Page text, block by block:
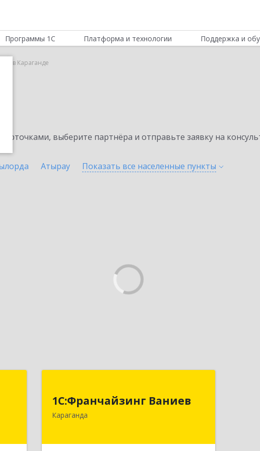
Программы 1С Платформа и технологии Поддержка и
в Караганде
выберите партнёра и отправьте заявку на
Атырау Показать все населенные пункты
1С:Франчайзинг Ваниев
Караганда
Караганда, ул. Комиссарова 34-2
Подробнее